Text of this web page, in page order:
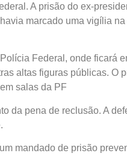
A prisão do ex-
marcado uma vigília
Federal, onde ficará
altas figuras públicas. O
salas da PF
da pena de reclusão. A
mandado de prisão